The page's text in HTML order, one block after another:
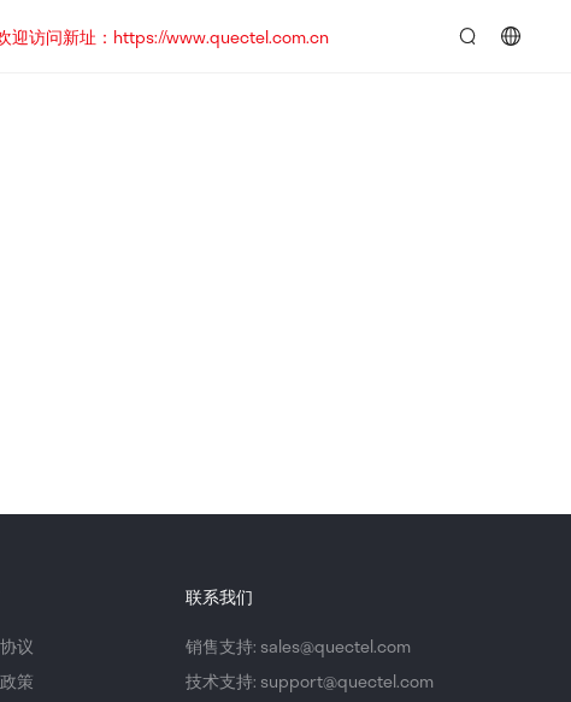
迎访问新址：https://www.quectel.com.cn
议
策
联系我们
销售支持: sales@quectel.com
技术支持: support@quectel.com